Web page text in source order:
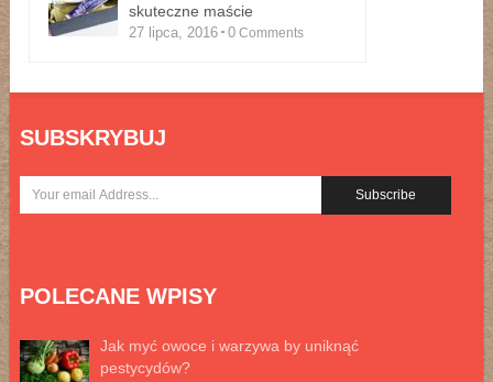
skuteczne maście
27 lipca, 2016 0 Comments
SUBSKRYBUJ
POLECANE WPISY
Jak myć owoce i warzywa by uniknąć
pestycydów?